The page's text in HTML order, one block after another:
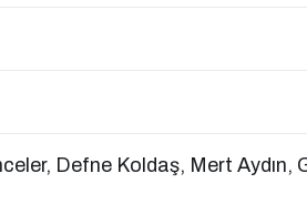
Defne Koldaş, Mert Aydın,